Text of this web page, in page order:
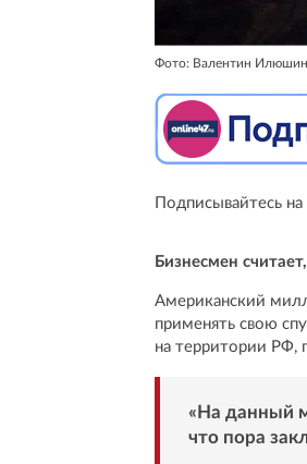
Фото: Валентин
Подписывайтесь на
Бизнесмен
Американский
применять свою
на территории РФ,
«На данный
что пора